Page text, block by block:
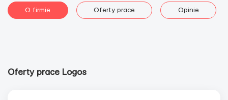
O firmie Oferty prace Opinie
Oferty prace Logos